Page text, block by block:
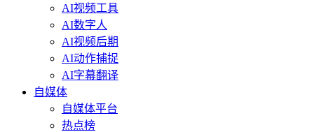
AI视频工具
AI数字人
AI视频后期
AI动作捕捉
AI字幕翻译
自媒体
自媒体平台
热点榜